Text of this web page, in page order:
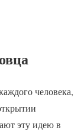
человека,
эту идею в